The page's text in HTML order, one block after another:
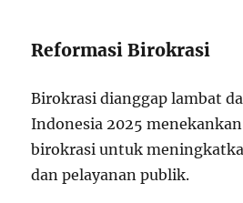
Reformasi Birokrasi
Birokrasi dianggap lambat
Indonesia 2025
birokrasi untuk
dan pelayanan publik.